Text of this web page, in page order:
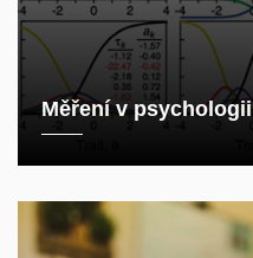
Měření v psychologii